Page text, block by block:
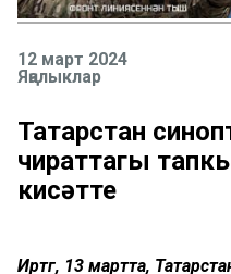
12 март 2024
Яңалыклар
Татарстан
чираттагы
кисәтте
Иртәгә, 13 мартта,